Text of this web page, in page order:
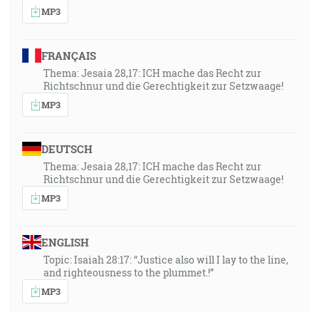
MP3
FRANÇAIS
Thema: Jesaia 28,17: ICH mache das Recht zur
Richtschnur und die Gerechtigkeit zur Setzwaage!
MP3
DEUTSCH
Thema: Jesaia 28,17: ICH mache das Recht zur
Richtschnur und die Gerechtigkeit zur Setzwaage!
MP3
ENGLISH
Topic: Isaiah 28:17: “Justice also will I lay to the line,
and righteousness to the plummet.!”
MP3